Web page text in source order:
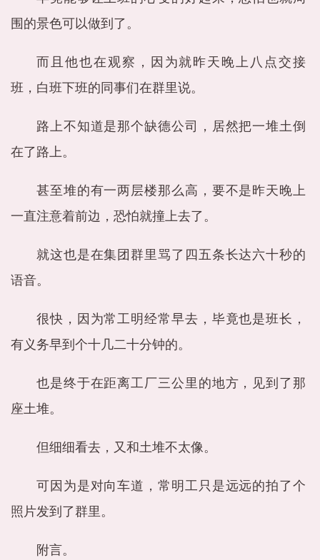
围的景色可以做到了。
而且他也在观察，因为就昨天晚上八点交接
班，白班下班的同事们在群里说。
路上不知道是那个缺德公司，居然把一堆土倒
在了路上。
甚至堆的有一两层楼那么高，要不是昨天晚上
一直注意着前边，恐怕就撞上去了。
就这也是在集团群里骂了四五条长达六十秒的
语音。
很快，因为常工明经常早去，毕竟也是班长，
有义务早到个十几二十分钟的。
也是终于在距离工厂三公里的地方，见到了那
座土堆。
但细细看去，又和土堆不太像。
可因为是对向车道，常明工只是远远的拍了个
照片发到了群里。
附言。